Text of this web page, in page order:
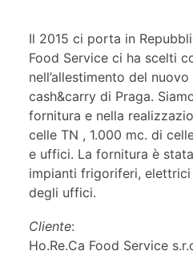
Il 2015 ci porta in
Food Service ci ha scelti
nell’allestimento del
cash&carry di Praga.
fornitura e nella
celle TN , 1.000 mc. di
e uffici. La fornitura è
impianti frigoriferi,
degli uffici.
Cliente:
Ho.Re.Ca Food Service